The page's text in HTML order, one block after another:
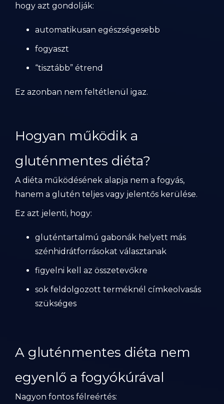
hogy azt gondolják:
automatikusan egészségesebb
fogyaszt
“tisztább” étrend
Ez azonban nem feltétlenül igaz.
Hogyan működik a
gluténmentes diéta?
A diéta működésének alapja nem a fogyás,
hanem a glutén teljes vagy jelentős kerülése.
Ez azt jelenti, hogy:
gluténtartalmú gabonák helyett más
szénhidrátforrásokat választanak
figyelni kell az összetevőkre
sok feldolgozott terméknél címkeolvasás
szükséges
A gluténmentes diéta nem
egyenlő a fogyókúrával
Nagyon fontos félreértés: